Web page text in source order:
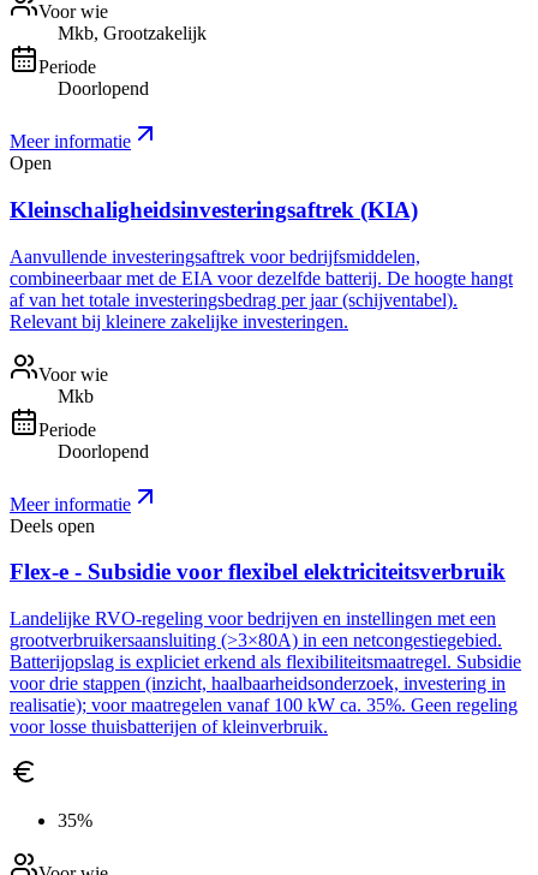
Voor wie
Mkb, Grootzakelijk
Periode
Doorlopend
Meer informatie
Open
Kleinschaligheidsinvesteringsaftrek (KIA)
Aanvullende investeringsaftrek voor bedrijfsmiddelen,
combineerbaar met de EIA voor dezelfde batterij. De hoogte hangt
af van het totale investeringsbedrag per jaar (schijventabel).
Relevant bij kleinere zakelijke investeringen.
Voor wie
Mkb
Periode
Doorlopend
Meer informatie
Deels open
Flex-e - Subsidie voor flexibel elektriciteitsverbruik
Landelijke RVO-regeling voor bedrijven en instellingen met een
grootverbruikersaansluiting (>3×80A) in een netcongestiegebied.
Batterijopslag is expliciet erkend als flexibiliteitsmaatregel. Subsidie
voor drie stappen (inzicht, haalbaarheidsonderzoek, investering in
realisatie); voor maatregelen vanaf 100 kW ca. 35%. Geen regeling
voor losse thuisbatterijen of kleinverbruik.
35%